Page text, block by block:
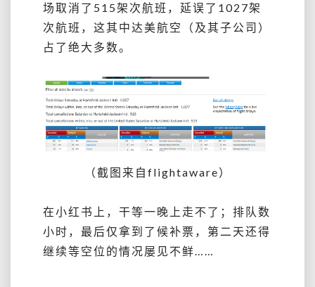
场取消了515架次航班，延误了1027架
次航班，这其中达美航空（及其子公司）
占了绝大多数。
（截图来自flightaware）
在小红书上，干等一晚上走不了；排队数
小时，最后仅拿到了候补票，第二天还得
继续等空位的情况屡见不鲜……